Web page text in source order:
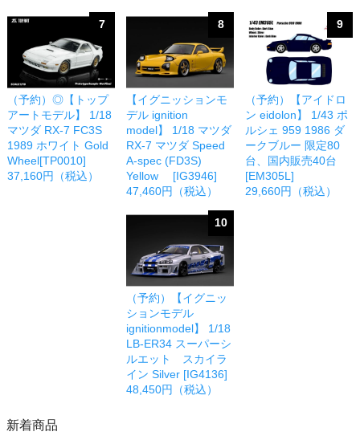
7
（予約）◎【トップ
アートモデル】 1/18
マツダ RX-7 FC3S
1989 ホワイト Gold
Wheel[TP0010]
37,160円（税込）
8
【イグニッションモ
デル ignition
model】 1/18 マツダ
RX-7 マツダ Speed
A-spec (FD3S)
Yellow [IG3946]
47,460円（税込）
9
（予約）【アイドロ
ン eidolon】 1/43 ポ
ルシェ 959 1986 ダ
ークブルー 限定80
台、国内販売40台
[EM305L]
29,660円（税込）
10
（予約）【イグニッ
ションモデル
ignitionmodel】 1/18
LB-ER34 スーパーシ
ルエット スカイラ
イン Silver [IG4136]
48,450円（税込）
新着商品